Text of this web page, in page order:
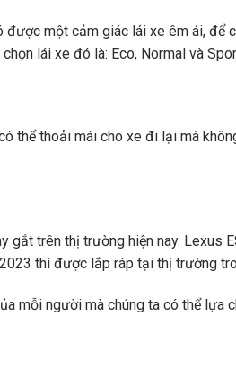
một cảm giác lái xe êm ái, để
lái xe đó là: Eco, Normal và
thể thoải mái cho xe đi lại mà
gắt trên thị trường hiện nay. Lexus
thì được lắp ráp tại thị trường
mỗi người mà chúng ta có thể lựa